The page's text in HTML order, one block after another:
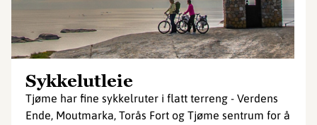
Sykkelutleie
Tjøme har fine sykkelruter i flatt terreng - Verdens
Ende, Moutmarka, Torås Fort og Tjøme sentrum for å